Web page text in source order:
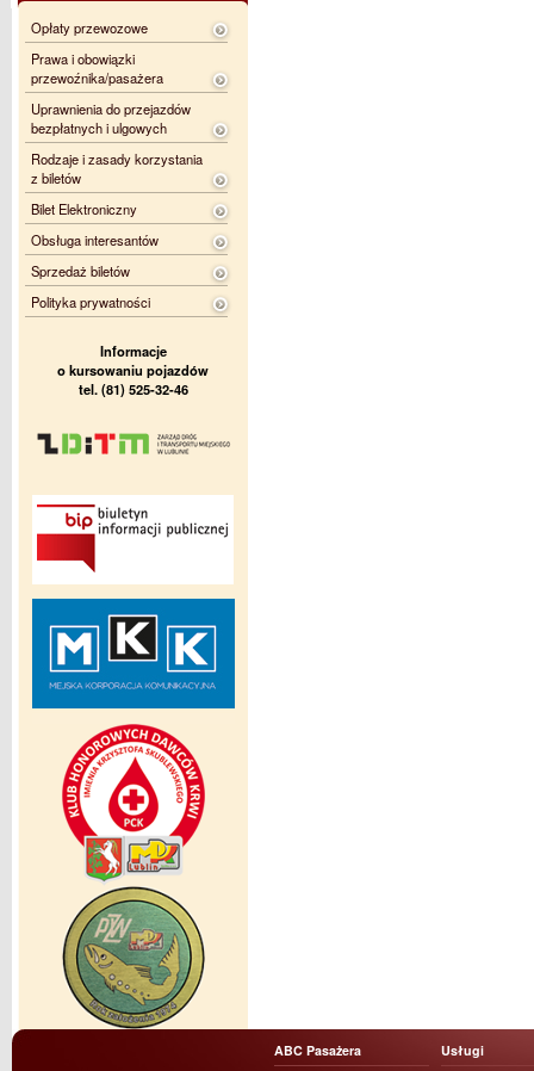
Opłaty przewozowe
Prawa i obowiązki
przewoźnika/pasażera
Uprawnienia do przejazdów
bezpłatnych i ulgowych
Rodzaje i zasady korzystania
z biletów
Bilet Elektroniczny
Obsługa interesantów
Sprzedaż biletów
Polityka prywatności
Informacje
o kursowaniu pojazdów
tel. (81) 525-32-46
ABC Pasażera Usługi